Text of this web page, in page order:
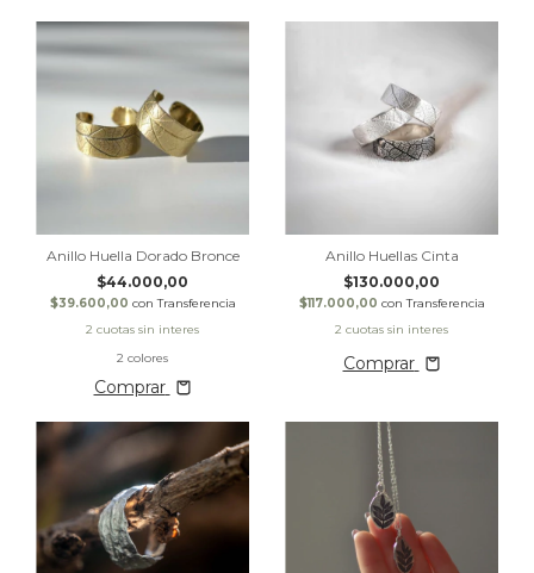
Anillo Huella Dorado Bronce
$44.000,00
$39.600,00 con Transferencia
2 colores
Comprar
Anillo Huellas Cinta
$130.000,00
$117.000,00 con Transferencia
Comprar